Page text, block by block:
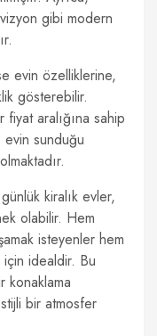
gibi modern
evin özelliklerine,
gösterebilir.
aralığına sahip
sunduğu
kiralık evler,
olabilir. Hem
isteyenler hem
idealdir. Bu
konaklama
bir atmosfer